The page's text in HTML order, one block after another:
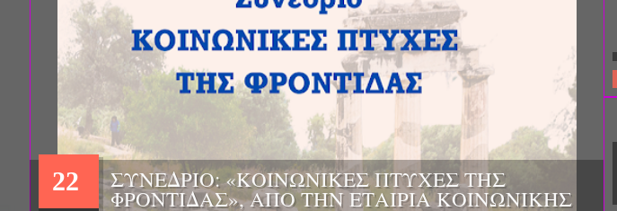
ΗΜΕΡΙΔΑ: "ΠΡΟΒΛΗΜΑΤΙΣΜΟΙ & ΔΙΛΗΜΜΑΤΑ
ΠΟΥ ΑΝΤΙΜΕΤΩΠΙΖΕΙ ΚΑΘΗΜΕΡΙΝΑ O
01